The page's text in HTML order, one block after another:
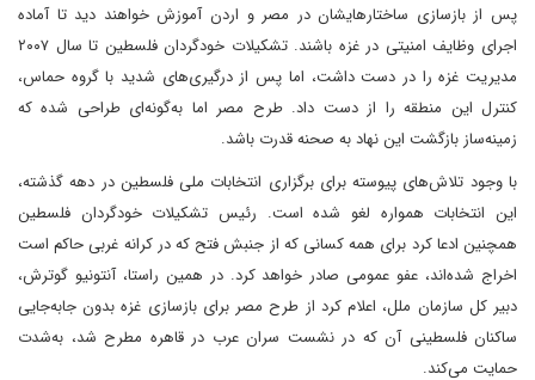
پس از بازسازی ساختارهایشان در مصر و اردن آموزش خواهند دید تا آماده
اجرای وظایف امنیتی در غزه باشند. تشکیلات خودگردان فلسطین تا سال ۲۰۰۷
مدیریت غزه را در دست داشت، اما پس از درگیری‌های شدید با گروه حماس،
کنترل این منطقه را از دست داد. طرح مصر اما به‌گونه‌ای طراحی شده که
زمینه‌ساز بازگشت این نهاد به صحنه قدرت باشد.
با وجود تلاش‌های پیوسته برای برگزاری انتخابات ملی فلسطین در دهه گذشته،
این انتخابات همواره لغو شده‌ است. رئیس تشکیلات خودگردان فلسطین
همچنین ادعا کرد برای همه کسانی که از جنبش فتح که در کرانه غربی حاکم است
اخراج شده‌اند، عفو عمومی صادر خواهد کرد. در همین راستا، آنتونیو گوترش،
دبیر کل سازمان ملل، اعلام کرد‌ از طرح مصر برای بازسازی غزه بدون جابه‌جایی
ساکنان فلسطینی آن که در نشست سران عرب در قاهره مطرح شد، به‌شدت
حمایت می‌کند.